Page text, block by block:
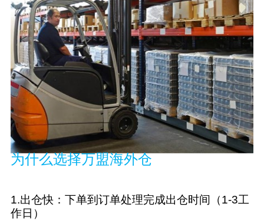
为什么选择万盟海外仓
1.出仓快：下单到订单处理完成出仓时间（1-3工
作日）